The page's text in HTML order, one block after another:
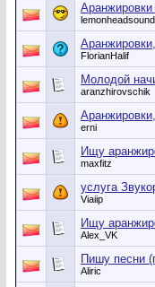
lemonheadsound
FlorianHalif
Молодой
aranzhirovschik
erni
Ищу
maxfitz
услуга
Viaiip
Ищу
Alex_VK
Пишу песни
Aliric